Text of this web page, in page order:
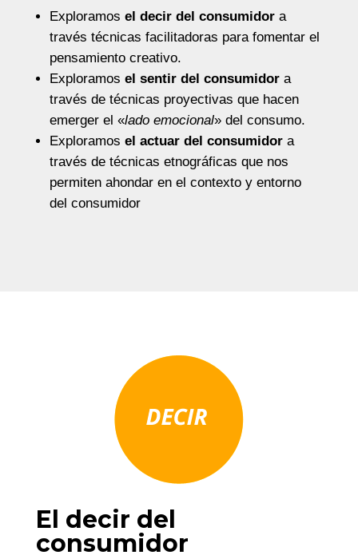
Exploramos el decir del consumidora
través técnicas facilitadoras para fomentar el
pensamiento creativo.
Exploramos el sentir del consumidora
través de técnicas proyectivas que hacen
emerger el «lado emocional» del consumo.
Exploramos el actuar del consumidora
través de técnicas etnográficas que nos
permiten ahondar en el contexto y entorno
del consumidor
El decir del
consumidor